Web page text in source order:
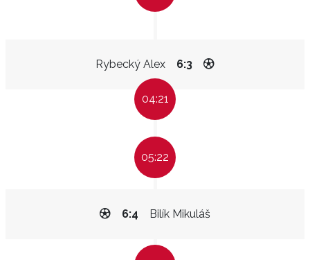
Rybecký Alex 6:3
04:21
05:22
Bilík Mikuláš
6:4